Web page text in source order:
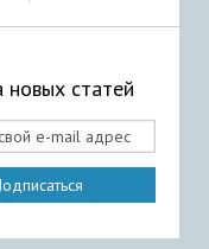
новых статей